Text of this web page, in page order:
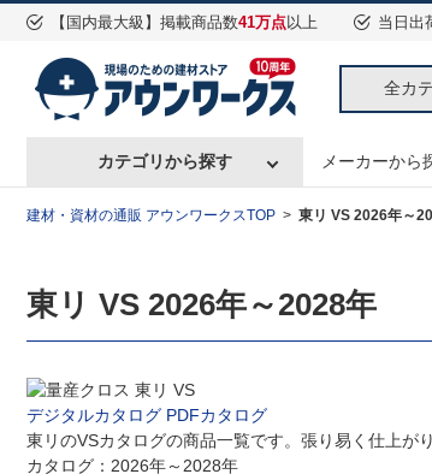
【国内最大級】掲載商品数41万点以上 当日出
全カ
カテゴリから探す メーカーから
建材・資材の通販 アウンワークスTOP 東リ VS 2026年～
東リ VS 2026年～2028年
デジタルカタログ PDFカタログ
東リのVSカタログの商品一覧です。張り易く仕上が
カタログ：2026年～2028年